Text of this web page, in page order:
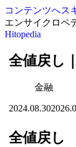
コンテンツへス
エンサイクロペ
Hitopedia
全値戻し
金融
2024.08.30
全値戻し